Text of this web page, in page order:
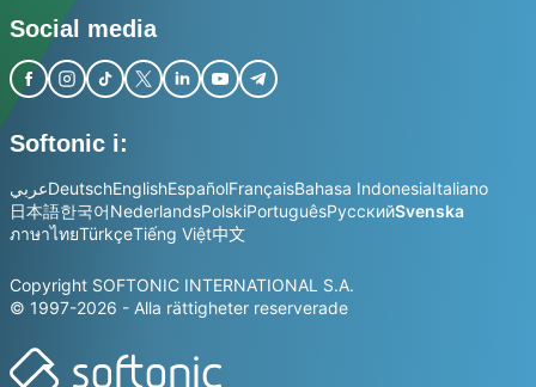
Social media
Softonic i:
عربيDeutschEnglishEspañolFrançaisBahasa IndonesiaItaliano
日本語한국어NederlandsPolskiPortuguêsРусскийSvenska
ภาษาไทยTürkçeTiếng Việt中文
Copyright SOFTONIC INTERNATIONAL S.A.
© 1997-2026 - Alla rättigheter reserverade